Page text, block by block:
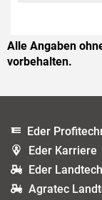
Alle Angaben
vorbehalten.
Eder
Eder Karriere
Eder
Agratec